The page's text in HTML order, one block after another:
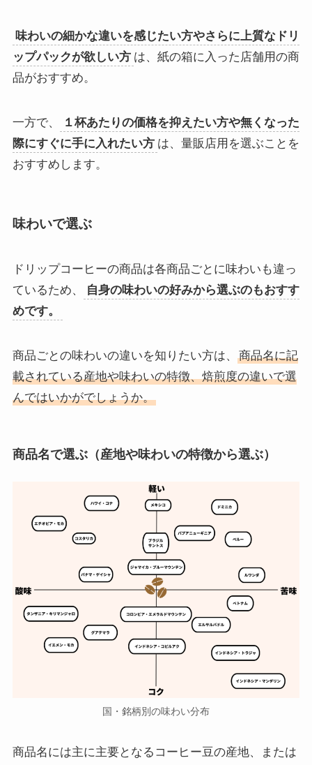
味わいの細かな違いを感じたい方やさらに上質なドリ
ップパックが欲しい方 は、紙の箱に入った店舗用の商
品がおすすめ。
一方で、
１杯あたりの価格を抑えたい方や無くなった
際にすぐに手に入れたい方 は、量販店用を選ぶことを
おすすめします。
味わいで選ぶ
ドリップコーヒーの商品は各商品ごとに味わいも違っ
ているため、
自身の味わいの好みから選ぶのもおすす
めです。
商品ごとの味わいの違いを知りたい方は、
商品名に記
載されている産地や味わいの特徴、焙煎度の違いで選
んではいかがでしょうか。
商品名で選ぶ（産地や味わいの特徴から選ぶ）
国・銘柄別の味わい分布
商品名には主に主要となるコーヒー豆の産地、または